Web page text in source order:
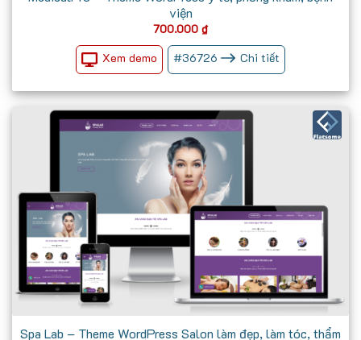
viện
700.000 ₫
Xem demo #36726 Chi tiết
Spa Lab – Theme WordPress Salon làm đẹp, làm tóc, thẩm